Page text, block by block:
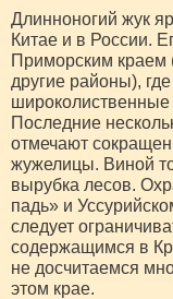
Длинноногий жук
Китае и в России.
Приморским
другие районы),
широколиственные
Последние
отмечают
жужелицы. Виной
вырубка лесов.
падь» и
следует
содержащимся в
не досчитаемся
этом крае.